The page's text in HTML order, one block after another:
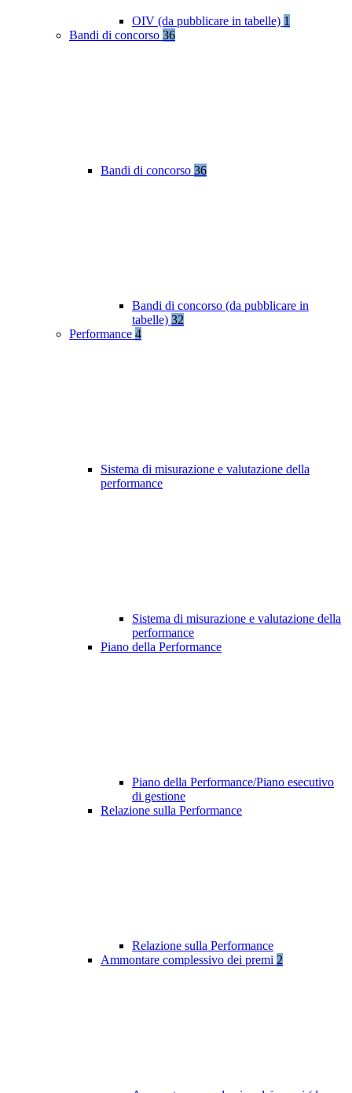
OIV (da pubblicare in tabelle) 1
Bandi di concorso 36
Bandi di concorso 36
Bandi di concorso (da pubblicare in
tabelle) 32
Performance 4
Sistema di misurazione e valutazione della
performance
Sistema di misurazione e valutazione della
performance
Piano della Performance
Piano della Performance/Piano esecutivo
di gestione
Relazione sulla Performance
Relazione sulla Performance
Ammontare complessivo dei premi 2